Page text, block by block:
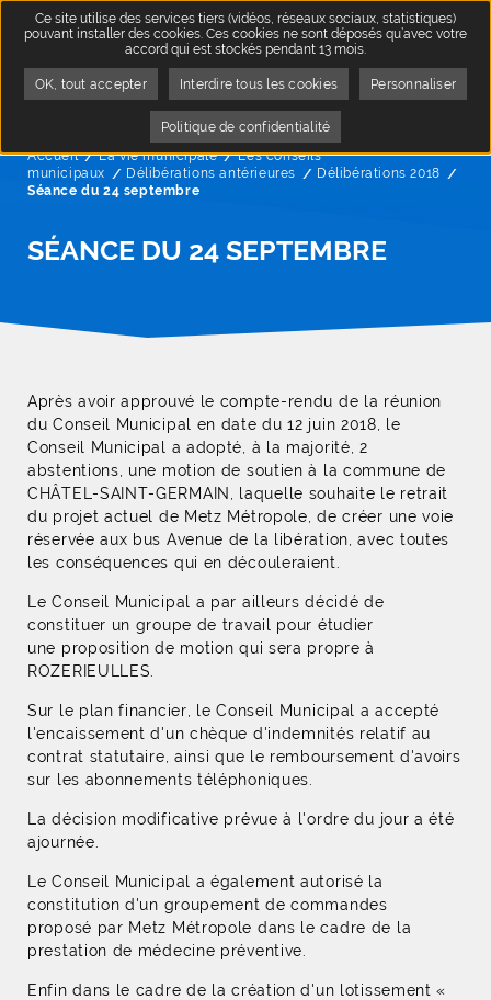
Accueil La vie municipale
Les conseils
municipaux
Délibérations antérieures Délibérations 2018
Séance du 24 septembre
SÉANCE DU 24 SEPTEMBRE
Après avoir approuvé le compte-rendu de la réunion
du Conseil Municipal en date du 12 juin 2018, le
Conseil Municipal a adopté, à la majorité, 2
abstentions, une motion de soutien à la commune de
CHÂTEL-SAINT-GERMAIN, laquelle souhaite le retrait
du projet actuel de Metz Métropole, de créer une voie
réservée aux bus Avenue de la libération, avec toutes
les conséquences qui en découleraient.
Le Conseil Municipal a par ailleurs décidé de
constituer un groupe de travail pour étudier
une proposition de motion qui sera propre à
ROZERIEULLES.
Sur le plan financier, le Conseil Municipal a accepté
l'encaissement d'un chèque d'indemnités relatif au
contrat statutaire, ainsi que le remboursement d'avoirs
sur les abonnements téléphoniques.
La décision modificative prévue à l'ordre du jour a été
ajournée.
Le Conseil Municipal a également autorisé la
constitution d'un groupement de commandes
proposé par Metz Métropole dans le cadre de la
prestation de médecine préventive.
Enfin dans le cadre de la création d'un lotissement «
Ce site utilise des services tiers (vidéos, réseaux sociaux, statistiques)
pouvant installer des cookies. Ces cookies ne sont déposés qu’avec votre
accord qui est stockés pendant 13 mois.
OK, tout accepter Interdire tous les cookies Personnaliser
Politique de confidentialité